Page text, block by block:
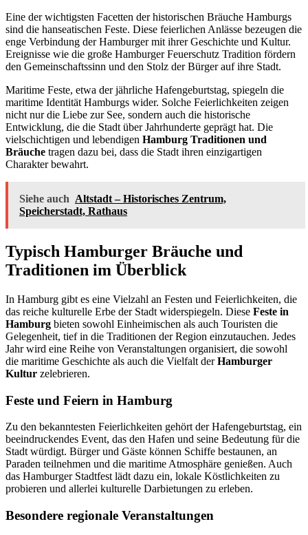
Eine der wichtigsten Facetten der historischen Bräuche Hamburgs
sind die hanseatischen Feste. Diese feierlichen Anlässe bezeugen die
enge Verbindung der Hamburger mit ihrer Geschichte und Kultur.
Ereignisse wie die große Hamburger Feuerschutz Tradition fördern
den Gemeinschaftssinn und den Stolz der Bürger auf ihre Stadt.
Maritime Feste, etwa der jährliche Hafengeburtstag, spiegeln die
maritime Identität Hamburgs wider. Solche Feierlichkeiten zeigen
nicht nur die Liebe zur See, sondern auch die historische
Entwicklung, die die Stadt über Jahrhunderte geprägt hat. Die
vielschichtigen und lebendigen Hamburg Traditionen und
Bräuche tragen dazu bei, dass die Stadt ihren einzigartigen
Charakter bewahrt.
Siehe auch Altstadt – Historisches Zentrum,
Speicherstadt, Rathaus
Typisch Hamburger Bräuche und
Traditionen im Überblick
In Hamburg gibt es eine Vielzahl an Festen und Feierlichkeiten, die
das reiche kulturelle Erbe der Stadt widerspiegeln. Diese Feste in
Hamburg bieten sowohl Einheimischen als auch Touristen die
Gelegenheit, tief in die Traditionen der Region einzutauchen. Jedes
Jahr wird eine Reihe von Veranstaltungen organisiert, die sowohl
die maritime Geschichte als auch die Vielfalt derHamburger
Kultur zelebrieren.
Feste und Feiern in Hamburg
Zu den bekanntesten Feierlichkeiten gehört der Hafengeburtstag, ein
beeindruckendes Event, das den Hafen und seine Bedeutung für die
Stadt würdigt. Bürger und Gäste können Schiffe bestaunen, an
Paraden teilnehmen und die maritime Atmosphäre genießen. Auch
das Hamburger Stadtfest lädt dazu ein, lokale Köstlichkeiten zu
probieren und allerlei kulturelle Darbietungen zu erleben.
Besondere regionale Veranstaltungen